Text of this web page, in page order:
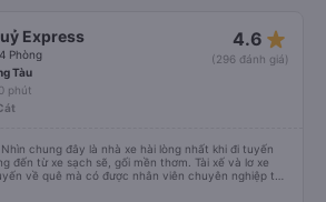
Express
Phòng
4.6 star_rate
(296 đánh giá)
Tàu
phút
chung đây là nhà xe hài lòng nhất khi đi tuyến
đến từ xe sạch sẽ, gối mền thơm. Tài xế và lơ xe
về quê mà có được nhân viên chuyên nghiệp thế
chỉ đi mấy tuyến du lịch mới có. Về xe thì có